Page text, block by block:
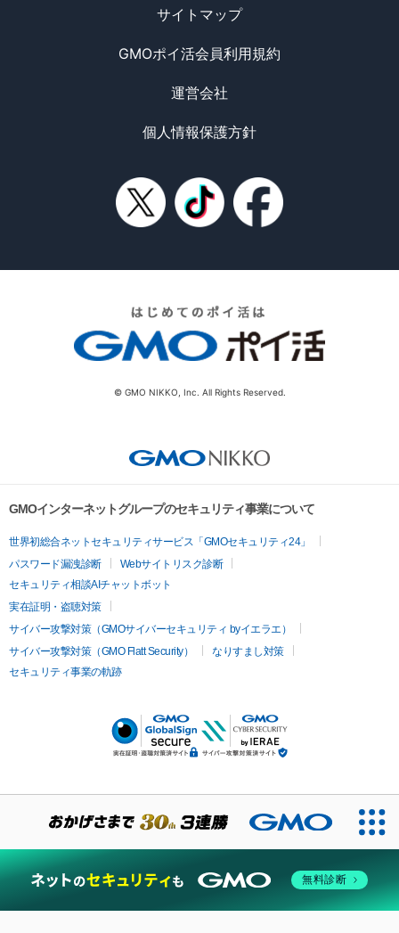
サイトマップ
GMOポイ活会員利用規約
運営会社
個人情報保護方針
© GMO NIKKO, Inc. All Rights Reserved.
GMOインターネットグループのセキュリティ事業について
世界初総合ネットセキュリティサービス「GMOセキュリティ24」
パスワード漏洩診断
Webサイトリスク診断
セキュリティ相談AIチャットボット
実在証明・盗聴対策
サイバー攻撃対策（GMOサイバーセキュリティ byイエラエ）
サイバー攻撃対策（GMO Flatt Security）
なりすまし対策
セキュリティ事業の軌跡
無料診断